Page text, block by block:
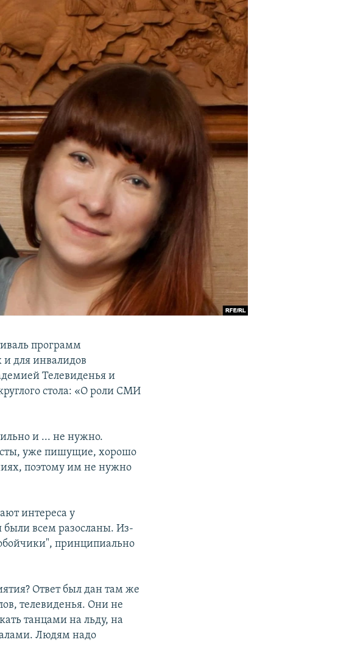
программ
для инвалидов
Телевиденья и
стола: «О роли СМИ
и ... не нужно.
уже пишущие, хорошо
поэтому им не нужно
интереса у
всем разосланы. Из-
принципиально
Ответ был дан там же
телевиденья. Они не
танцами на льду, на
Людям надо